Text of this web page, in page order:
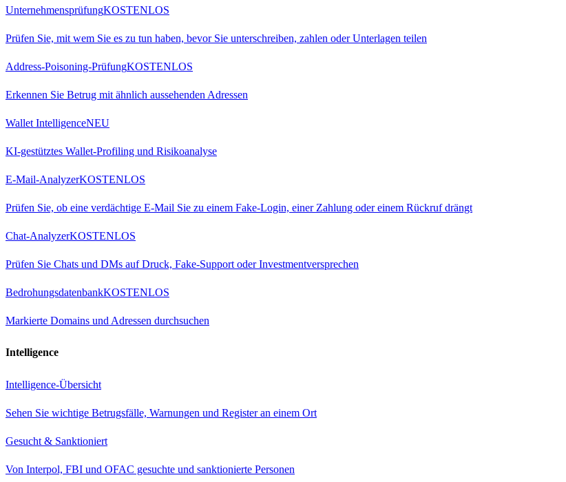
UnternehmensprüfungKOSTENLOS
Prüfen Sie, mit wem Sie es zu tun haben, bevor Sie unterschreiben, zahlen oder Unterlagen teilen
Address-Poisoning-PrüfungKOSTENLOS
Erkennen Sie Betrug mit ähnlich aussehenden Adressen
Wallet IntelligenceNEU
KI-gestütztes Wallet-Profiling und Risikoanalyse
E-Mail-AnalyzerKOSTENLOS
Prüfen Sie, ob eine verdächtige E-Mail Sie zu einem Fake-Login, einer Zahlung oder einem Rückruf drängt
Chat-AnalyzerKOSTENLOS
Prüfen Sie Chats und DMs auf Druck, Fake-Support oder Investmentversprechen
BedrohungsdatenbankKOSTENLOS
Markierte Domains und Adressen durchsuchen
Intelligence
Intelligence-Übersicht
Sehen Sie wichtige Betrugsfälle, Warnungen und Register an einem Ort
Gesucht & Sanktioniert
Von Interpol, FBI und OFAC gesuchte und sanktionierte Personen